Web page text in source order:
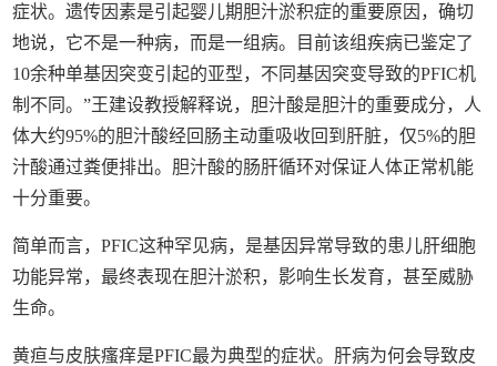
症状。遗传因素是引起婴儿期胆汁淤积症的重要原因，确切
地说，它不是一种病，而是一组病。目前该组疾病已鉴定了
10余种单基因突变引起的亚型，不同基因突变导致的PFIC机
制不同。”王建设教授解释说，胆汁酸是胆汁的重要成分，人
体大约95%的胆汁酸经回肠主动重吸收回到肝脏，仅5%的胆
汁酸通过粪便排出。胆汁酸的肠肝循环对保证人体正常机能
十分重要。
简单而言，PFIC这种罕见病，是基因异常导致的患儿肝细胞
功能异常，最终表现在胆汁淤积，影响生长发育，甚至威胁
生命。
黄疸与皮肤瘙痒是PFIC最为典型的症状。肝病为何会导致皮